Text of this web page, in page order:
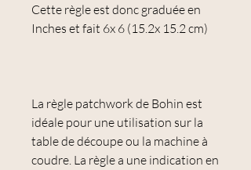
Cette règle est donc graduée en
Inches et fait 6x 6 (15.2x 15.2 cm)
La règle patchwork de Bohin est
idéale pour une utilisation sur la
table de découpe ou la machine à
coudre. La règle a une indication en